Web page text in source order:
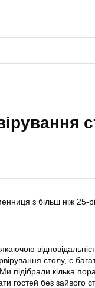
з більш ніж 25-
столу, є
підібрали кілька
гостей без зайвого